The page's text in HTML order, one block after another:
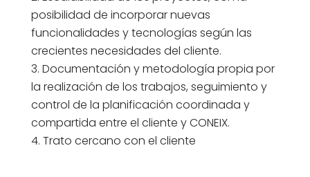
posibilidad de incorporar nuevas
funcionalidades y tecnologías según las
crecientes necesidades del cliente.
Documentación y metodología propia por
la realización de los trabajos, seguimiento y
control de la planificación coordinada y
compartida entre el cliente y CONEIX.
Trato cercano con el cliente